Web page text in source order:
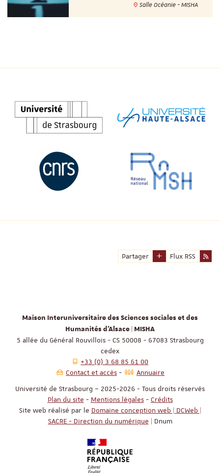
Salle Océanie - MISHA
Partager Flux RSS
Maison Interuniversitaire des Sciences sociales et des
Humanités d'Alsace | MISHA
5 allée du Général Rouvillois - CS 50008 - 67083 Strasbourg
cedex
+33 (0) 3 68 85 61 00
Contact et accès
Annuaire
Université de Strasbourg – 2025-2026 - Tous droits réservés
Plan du site - Mentions légales- Crédits
Site web réalisé par le Domaine conception web | DCWeb |
SACRE - Direction du numérique | Dnum